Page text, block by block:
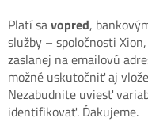
Platí savopred,
služby – spoločnosti
zaslanej na emailovú
možné uskutočniť aj
Nezabudnite uviesť
identifikovať. Ďakujeme.